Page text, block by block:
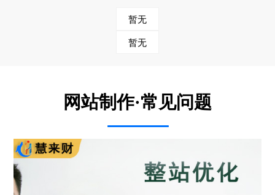
暂无
暂无
网站制作·常见问题